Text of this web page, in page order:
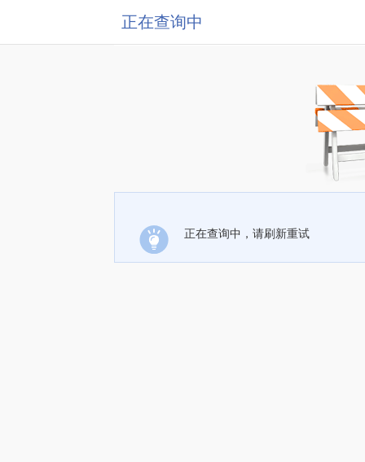
正在查询中
正在查询中，请刷新重试